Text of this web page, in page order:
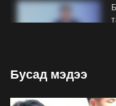
Бусад мэдээ